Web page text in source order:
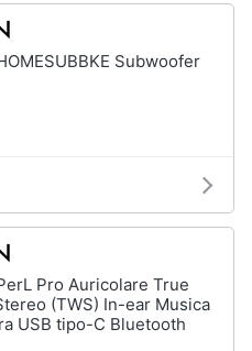
Subwoofer
Pro Auricolare True
(TWS) In-ear Musica
USB tipo-C Bluetooth